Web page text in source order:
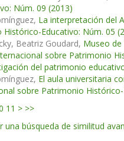
Núm. 09 (2013)
La interpretación del
Educativo: Núm. 05
Beatriz Goudard, Museo de
sobre Patrimonio
del patrimonio
El aula universitaria
sobre Patrimonio
11 > >>
una búsqueda de similitud